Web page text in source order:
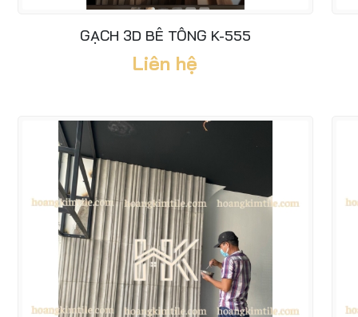
GẠCH 3D BÊ TÔNG K-555
Liên hệ